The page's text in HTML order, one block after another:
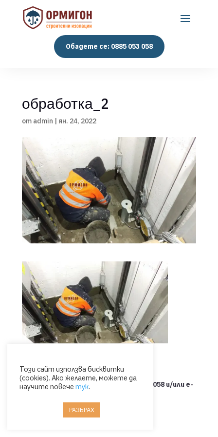
Обадете се: 0885 053 058
обработка_2
от admin | ян. 24, 2022
Свържете се с нас на тел.: 0885 053 058 и/или e-
Този сайт използва бисквитки
(cookies). Ако желаете, можете да
научите повече тук.
РАЗБРАХ